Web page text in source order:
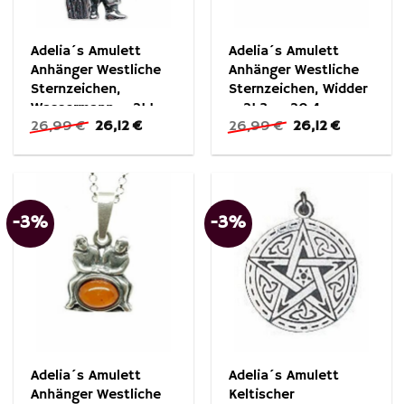
Adelia´s Amulett
Anhänger Westliche
Sternzeichen,
Wassermann – 21.1. –
19.2.
26,99€ Ursprünglicher
war:
26,99 €
26,12€
ist:
Adelia´s Amulett
Anhänger Westliche
Sternzeichen, Widder
– 21.3. – 20.4.
26,99€ Ursprünglicher
war:
26,12€
ist:
-3%
Adelia´s Amulett
Anhänger Westliche
-3%
Adelia´s Amulett
Keltischer